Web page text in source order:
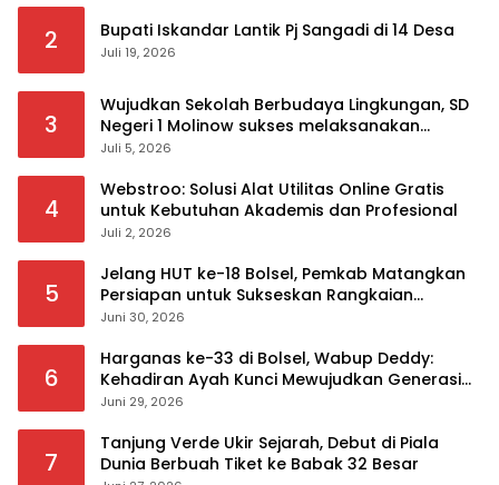
2 Bupati Iskandar Lantik Pj Sangadi di 14 Desa
Juli 19, 2026
3
Wujudkan Sekolah Berbudaya Lingkungan, SD
Negeri 1 Molinow sukses melaksanakan
serangkaian kegiatan Kampanye dan
Juli 5, 2026
4
Webstroo: Solusi Alat Utilitas Online Gratis
untuk Kebutuhan Akademis dan Profesional
Juli 2, 2026
5
Jelang HUT ke-18 Bolsel, Pemkab Matangkan
Persiapan untuk Sukseskan Rangkaian
Peringatan
Juni 30, 2026
6
Harganas ke-33 di Bolsel, Wabup Deddy:
Kehadiran Ayah Kunci Mewujudkan Generasi
Berkualitas
Juni 29, 2026
7
Tanjung Verde Ukir Sejarah, Debut di Piala
Dunia Berbuah Tiket ke Babak 32 Besar